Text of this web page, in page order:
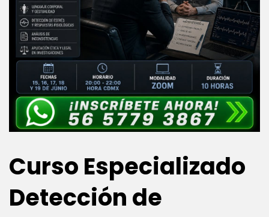
Curso Especializado
Detección de